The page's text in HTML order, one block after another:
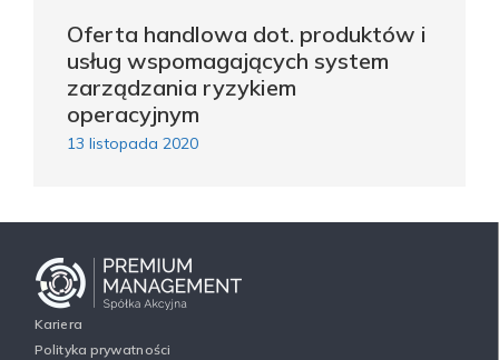
Oferta handlowa dot. produktów i
usług wspomagających system
zarządzania ryzykiem
operacyjnym
13 listopada 2020
Kariera
Polityka prywatności